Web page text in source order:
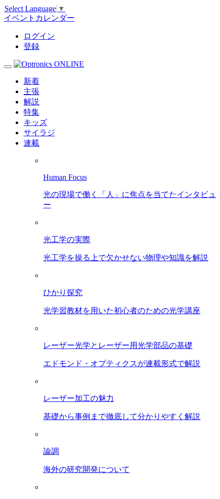
Select Language ▼
イベントカレンダー
ログイン
登録
新着
主張
解説
特集
キッズ
サイラジ
連載
Human Focus
光の現場で働く「人」に焦点を当てたインタビュ
ー
光工学の実際
光工学を操る上で欠かせない物理や知識を解説
ひかり探究
光学習教材を用いた初心者のための光学講座
レーザー光学とレーザー用光学部品の基礎
エドモンド・オプティクスが連載形式で解説
レーザー加工の魅力
基礎から事例まで徹底して分かりやすく解説
論調
海外の研究開発について